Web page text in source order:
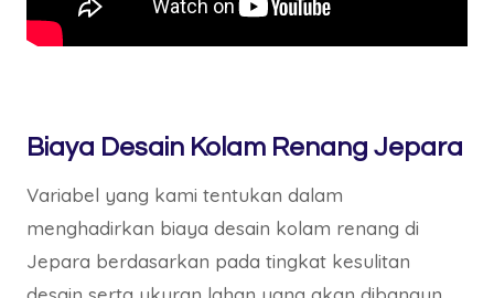
Biaya Desain Kolam Renang Jepara
Variabel yang kami tentukan dalam
menghadirkan biaya desain kolam renang di
Jepara berdasarkan pada tingkat kesulitan